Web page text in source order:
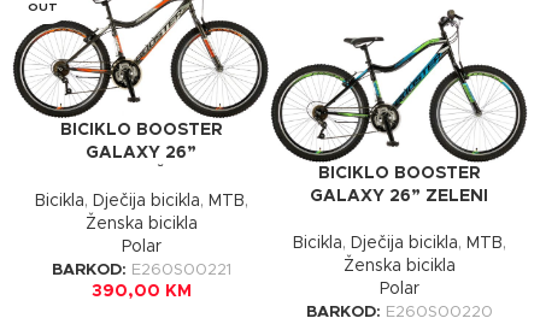
OUT
BICIKLO BOOSTER
GALAXY 26”
Bicikla, Dječija bicikla, MTB,
Ženska bicikla
Polar
BARKOD: E260S00221
390,00 KM
BICIKLO BOOSTER
GALAXY 26” ZELENI
Bicikla, Dječija bicikla, MTB,
Ženska bicikla
Polar
BARKOD: E260S00220